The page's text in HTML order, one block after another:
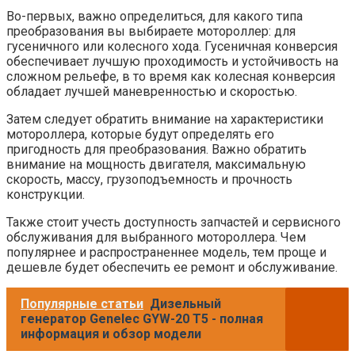
Во-первых, важно определиться, для какого типа
преобразования вы выбираете мотороллер: для
гусеничного или колесного хода. Гусеничная конверсия
обеспечивает лучшую проходимость и устойчивость на
сложном рельефе, в то время как колесная конверсия
обладает лучшей маневренностью и скоростью.
Затем следует обратить внимание на характеристики
мотороллера, которые будут определять его
пригодность для преобразования. Важно обратить
внимание на мощность двигателя, максимальную
скорость, массу, грузоподъемность и прочность
конструкции.
Также стоит учесть доступность запчастей и сервисного
обслуживания для выбранного мотороллера. Чем
популярнее и распространеннее модель, тем проще и
дешевле будет обеспечить ее ремонт и обслуживание.
Популярные статьи Дизельный
генератор Genelec GYW-20 T5 - полная
информация и обзор модели